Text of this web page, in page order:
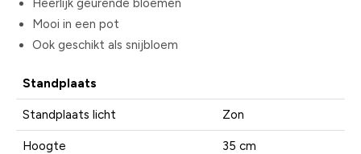
Heerlijk geurende bloemen
Mooi in een pot
Ook geschikt als snijbloem
Standplaats
Standplaats licht Zon
Hoogte 35 cm